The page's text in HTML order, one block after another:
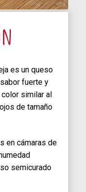
es un queso
fuerte y
similar al
de tamaño
en cámaras de
semicurado